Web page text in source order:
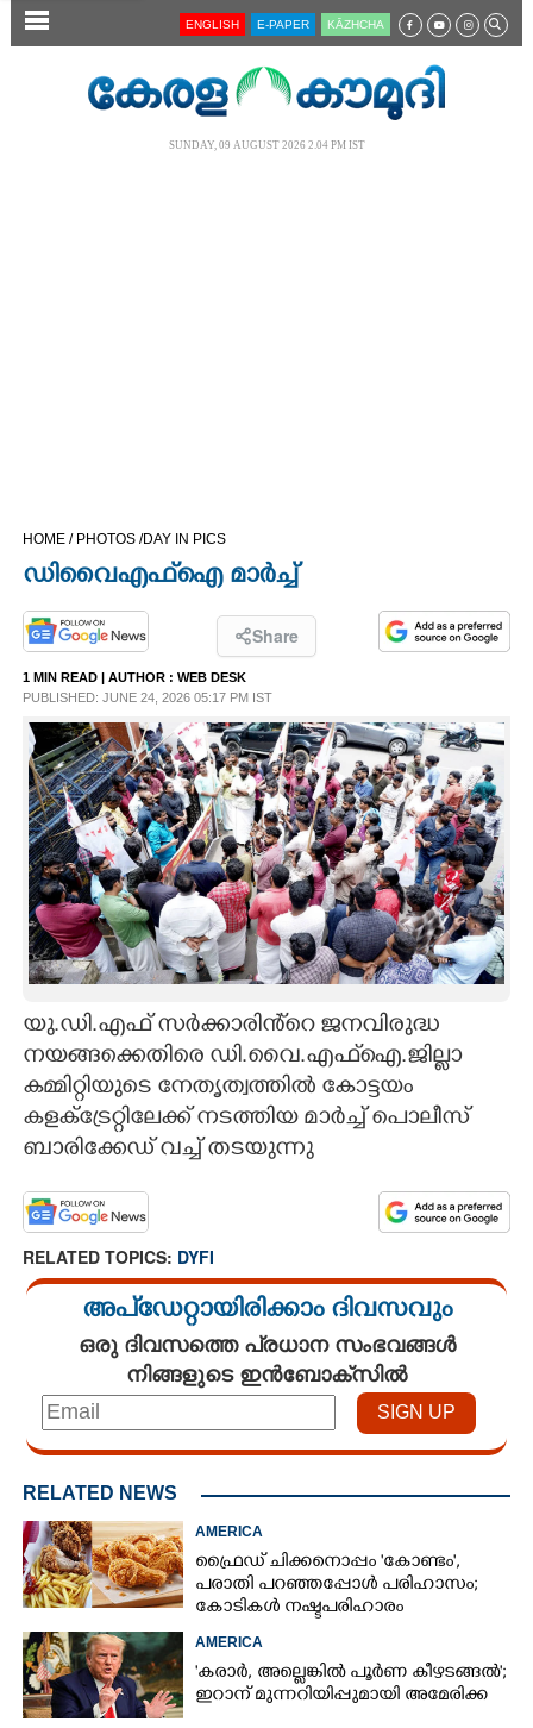
SECTIONS
OPINION
PHOTOS
LIFESTYLE
SPIRITUAL
INFO+
ART
ASTRO
CARTOONS
CONTACT US
ENGLISH E-PAPER KĀZHCHA
SUNDAY, 09 AUGUST 2026 2.04 PM IST
HOME / PHOTOS /DAY IN PICS
ഡിവൈഎഫ്ഐ മാർച്ച്
Share
1 MIN READ | AUTHOR : WEB DESK
PUBLISHED: JUNE 24, 2026 05:17 PM IST
യു.ഡി.എഫ് സർക്കാരിൻ്റെ ജനവിരുദ്ധ
നയങ്ങക്കെതിരെ ഡി.വൈ.എഫ്ഐ.ജില്ലാ
കമ്മിറ്റിയുടെ നേതൃത്വത്തിൽ കോട്ടയം
കളക്ട്രേറ്റിലേക്ക് നടത്തിയ മാർച്ച് പൊലീസ്
ബാരിക്കേഡ് വച്ച് തടയുന്നു
RELATED TOPICS: DYFI
അപ്ഡേറ്റായിരിക്കാം ദിവസവും
ഒരു ദിവസത്തെ പ്രധാന സംഭവങ്ങൾ
നിങ്ങളുടെ ഇൻബോക്സിൽ
RELATED NEWS
AMERICA
ഫ്രൈഡ് ചിക്കനൊപ്പം 'കോണ്ടം',​
പരാതി പറഞ്ഞപ്പോൾ പരിഹാസം;
കോടികൾ നഷ്ടപരിഹാരം
AMERICA
'കരാർ, അല്ലെങ്കിൽ പൂർണ കീഴടങ്ങൽ';
ഇറാന് മുന്നറിയിപ്പുമായി അമേരിക്ക